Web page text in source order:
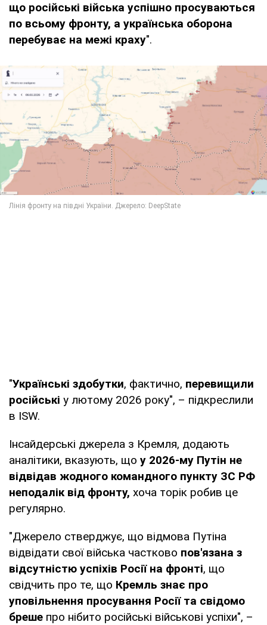
що російські війська успішно просуваються
по всьому фронту, а українська оборона
перебуває на межі краху".
"Українські здобутки, фактично, перевищили
російські у лютому 2026 року", – підкреслили
в ISW.
Інсайдерські джерела з Кремля, додають
аналітики, вказують, що у 2026-му Путін не
відвідав жодного командного пункту ЗС РФ
неподалік від фронту, хоча торік робив це
регулярно.
"Джерело стверджує, що відмова Путіна
відвідати свої війська частково пов'язана з
відсутністю успіхів Росії на фронті, що
свідчить про те, що Кремль знає про
уповільнення просування Росії та свідомо
бреше про нібито російські військові успіхи", –